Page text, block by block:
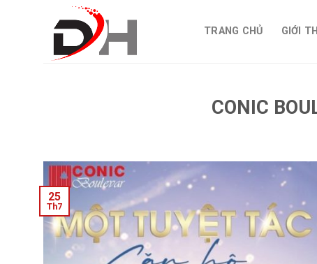
TRANG CHỦ GIỚI
CONIC
25
Th7